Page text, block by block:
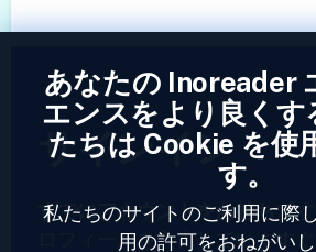
サインイン
すでにアカウントをお持ちで
ロフィールを入力しています
あなたの Inoreader
エンスをより良くす
たちは Cookie を使
す。
私たちのサイトのご利用に際
用の許可をおねがいし